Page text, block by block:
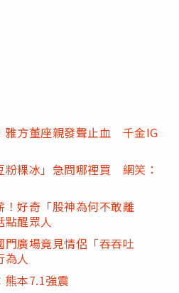
雅方董座親發聲止血 千金IG
粉粿冰」急問哪裡買 網笑：
好奇「股神為何不敢離
醒眾人
廣場竟見情侶「吞吞吐
人
熊本7.1強震